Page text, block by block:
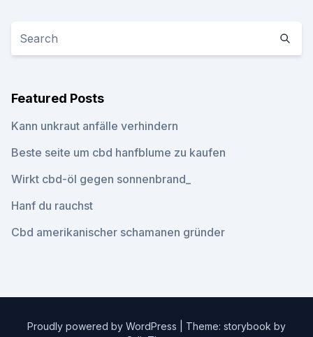
Featured Posts
Kann unkraut anfälle verhindern
Beste seite um cbd hanfblume zu kaufen
Wirkt cbd-öl gegen sonnenbrand_
Hanf du rauchst
Cbd amerikanischer schamanen gründer
Proudly powered by WordPress
Theme: storybook by